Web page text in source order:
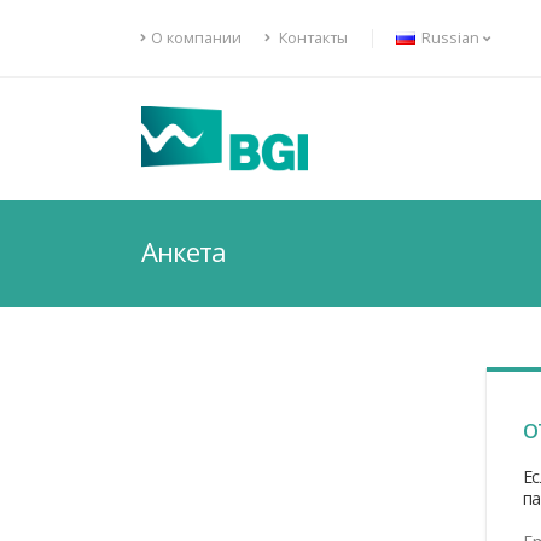
О компании Контакты Russian
Анкета